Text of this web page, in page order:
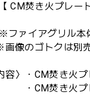
【 CM焚き火プレ
ァイアグリル本
画像のゴトクは別
容〉・CM焚き火
CM焚き火プレ